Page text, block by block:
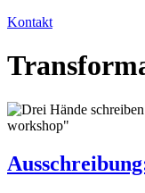
Kontakt